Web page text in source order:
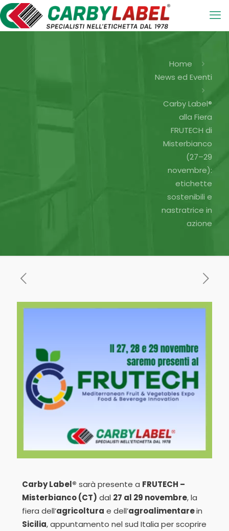
Home
News ed Eventi
Carby Label®
alla Fiera
FRUTECH di
Misterbianco
(27–29
novembre):
etichette
sostenibili e
nastratrice in
azione
Carby Label® sarà presente a FRUTECH –
Misterbianco (CT) dal 27 al 29 novembre, la
fiera dell’agricoltura e dell’agroalimentarein
Sicilia, appuntamento nel sud Italia per scoprire